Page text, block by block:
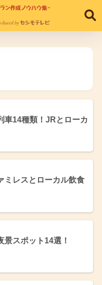
車14種類！JRとローカ
ミレスとローカル飲食
景スポット14選！